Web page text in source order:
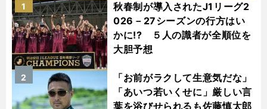
秋春制が導入されたJ1リーグ2
026－27シーズンの行方はい
かに!? ５人の識者が全順位を
大胆予想
1
「お前がラクして生意気だな」
「あいつ若いくせに」厳しい言
葉を浴びせられるも佐藤慎太郎
2